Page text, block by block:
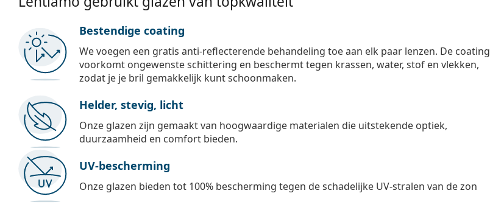
Bestendige coating
We voegen een gratis anti-reflecterende behandeling toe aan elk paar lenzen. De coating
voorkomt ongewenste schittering en beschermt tegen krassen, water, stof en vlekken,
zodat je je bril gemakkelijk kunt schoonmaken.
Helder, stevig, licht
Onze glazen zijn gemaakt van hoogwaardige materialen die uitstekende optiek,
duurzaamheid en comfort bieden.
UV-bescherming
Onze glazen bieden tot 100% bescherming tegen de schadelijke UV-stralen van de zon